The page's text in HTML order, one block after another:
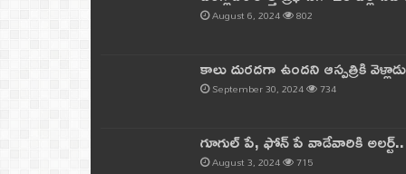
August 6, 2024 802
కాలు దురదగా ఉందని ఆస్పత్రికి
September 30, 2024 734
గూగుల్ పే, ఫోన్ పే వాడేవారికి
August 3, 2024 715